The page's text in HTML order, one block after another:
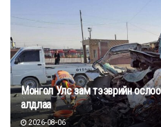
Монгол Улс зам тээврийн
алдлаа
2026-08-06